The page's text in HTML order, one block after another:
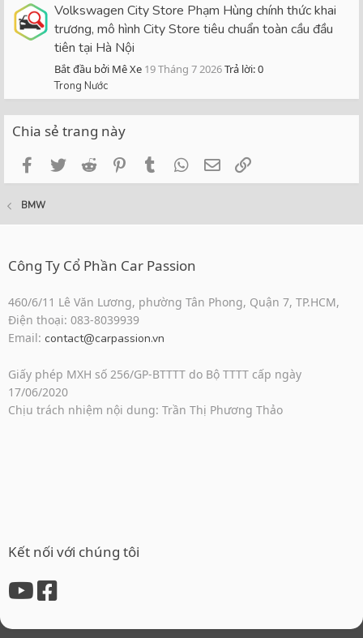
Volkswagen City Store Phạm Hùng chính thức khai
trương, mô hình City Store tiêu chuẩn toàn cầu đầu
tiên tại Hà Nội
Bắt đầu bởi Mê Xe 19 Tháng 7 2026Trả lời: 0
Trong Nước
Chia sẻ trang này
FacebookTwitterReddit PinterestTumblrWhatsApp
Email
BMW
Công Ty Cổ Phần Car Passion
460/6/11 Lê Văn Lương, phường Tân Phong, Quận 7, TP.HCM,
Điện thoại: 083-8039939
Email: contact@carpassion.vn
Giấy phép MXH số 256/GP-BTTTT do Bộ TTTT cấp ngày
17/06/2020
Chịu trách nhiệm nội dung: Trần Thị Phương Thảo
Kết nối với chúng tôi